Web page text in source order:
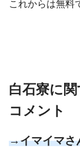
これからは無料
白石寮に
コメント
→イマイマさ